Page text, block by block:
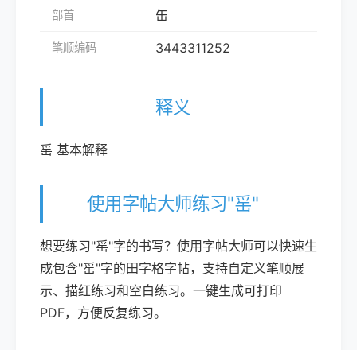
部首 缶
笔顺编码 3443311252
释义
䍃 基本解释
使用字帖大师练习"䍃"
想要练习"䍃"字的书写？使用字帖大师可以快速生
成包含"䍃"字的田字格字帖，支持自定义笔顺展
示、描红练习和空白练习。一键生成可打印
PDF，方便反复练习。